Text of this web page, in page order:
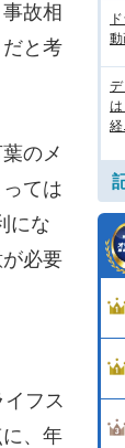
故相
と考
のメ
ては
にな
必要
フス
、年
経